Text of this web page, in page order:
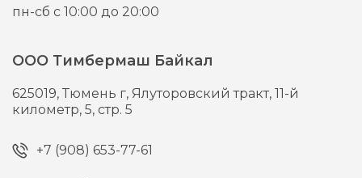
пн-сб с 10:00 до 20:00
ООО Тимбермаш Байкал
625019,Тюмень г, Ялуторовский тракт, 11-й
километр, 5, стр. 5
+7 (908) 653-77-61